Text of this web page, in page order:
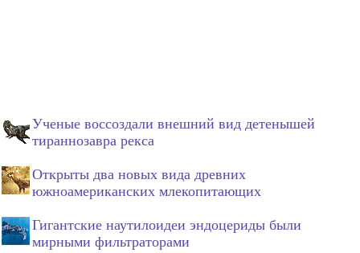
Ученые воссоздали внешний вид детенышей
тираннозавра рекса
Открыты два новых вида древних
южноамериканских млекопитающих
Гигантские наутилоидеи эндоцериды были
мирными фильтраторами